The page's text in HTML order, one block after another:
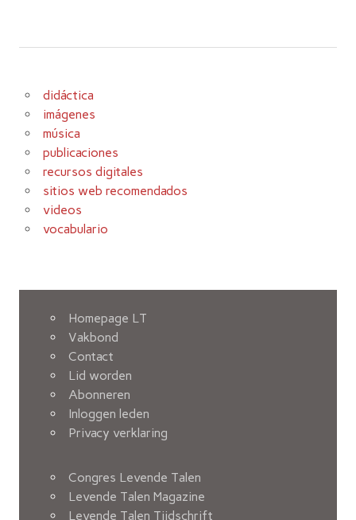
didáctica
imágenes
música
publicaciones
recursos digitales
sitios web recomendados
videos
vocabulario
Homepage LT
Vakbond
Contact
Lid worden
Abonneren
Inloggen leden
Privacy verklaring
Congres Levende Talen
Levende Talen Magazine
Levende Talen Tijdschrift